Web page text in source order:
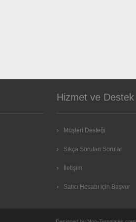
Hizmet ve Destek
Müşteri Desteği
Sıkça Sorulan Sorular
İletişim
Satıcı Hesabı için Başvur